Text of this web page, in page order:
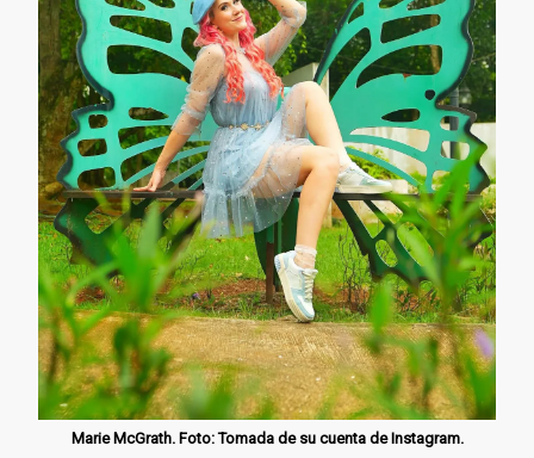
Marie McGrath. Foto: Tomada de su cuenta de Instagram.